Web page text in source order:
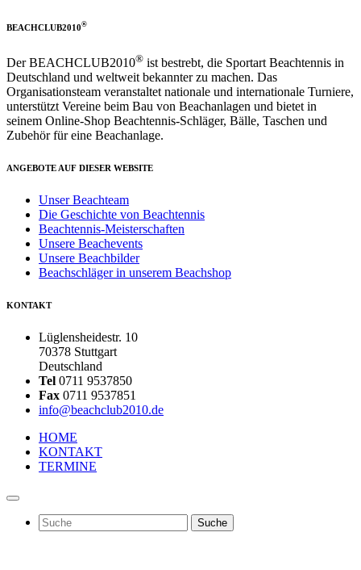
BEACHCLUB2010®
Der BEACHCLUB2010® ist bestrebt, die Sportart Beachtennis in
Deutschland und weltweit bekannter zu machen. Das
Organisationsteam veranstaltet nationale und internationale Turniere,
unterstützt Vereine beim Bau von Beachanlagen und bietet in
seinem Online-Shop Beachtennis-Schläger, Bälle, Taschen und
Zubehör für eine Beachanlage.
ANGEBOTE AUF DIESER WEBSITE
Unser Beachteam
Die Geschichte von Beachtennis
Beachtennis-Meisterschaften
Unsere Beachevents
Unsere Beachbilder
Beachschläger in unserem Beachshop
KONTAKT
Lüglensheidestr. 10
70378 Stuttgart
Deutschland
Tel 0711 9537850
Fax 0711 9537851
info@beachclub2010.de
HOME
KONTAKT
TERMINE
Suche